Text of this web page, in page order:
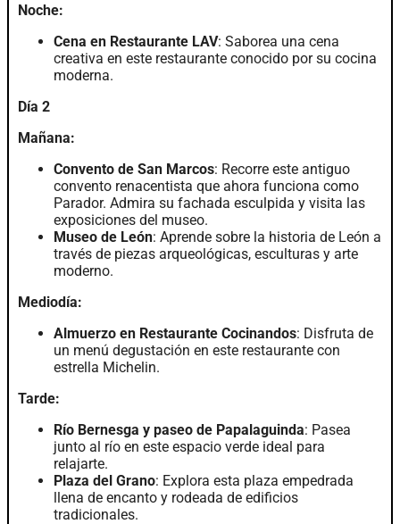
Noche:
Cena en Restaurante LAV: Saborea una cena
creativa en este restaurante conocido por su cocina
moderna.
Día 2
Mañana:
Convento de San Marcos: Recorre este antiguo
convento renacentista que ahora funciona como
Parador. Admira su fachada esculpida y visita las
exposiciones del museo.
Museo de León: Aprende sobre la historia de León a
través de piezas arqueológicas, esculturas y arte
moderno.
Mediodía:
Almuerzo en Restaurante Cocinandos: Disfruta de
un menú degustación en este restaurante con
estrella Michelin.
Tarde:
Río Bernesga y paseo de Papalaguinda: Pasea
junto al río en este espacio verde ideal para
relajarte.
Plaza del Grano: Explora esta plaza empedrada
llena de encanto y rodeada de edificios
tradicionales.